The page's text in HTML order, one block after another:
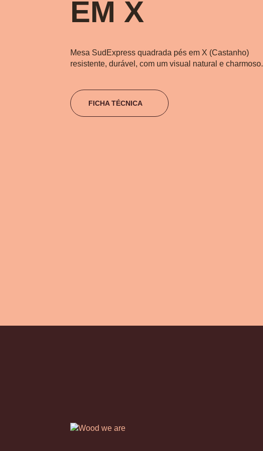
EM X
Mesa SudExpress quadrada pés em X (Castanho)
resistente, durável, com um visual natural e charmoso.
FICHA TÉCNICA